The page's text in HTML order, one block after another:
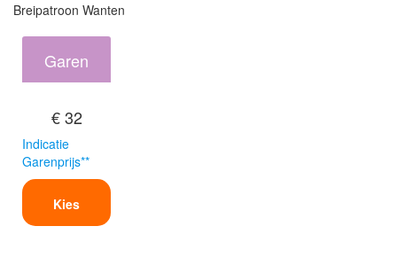
Breipatroon Wanten
Garen
€ 32
Indicatie
Garenprijs**
Kies